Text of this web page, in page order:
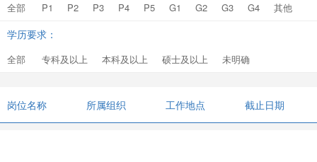
全部 P1 P2 P3 P4 P5 G1 G2 G3 G4 其他
学历要求：
全部 专科及以上 本科及以上 硕士及以上 未明确
岗位名称 所属组织 工作地点 截止日期